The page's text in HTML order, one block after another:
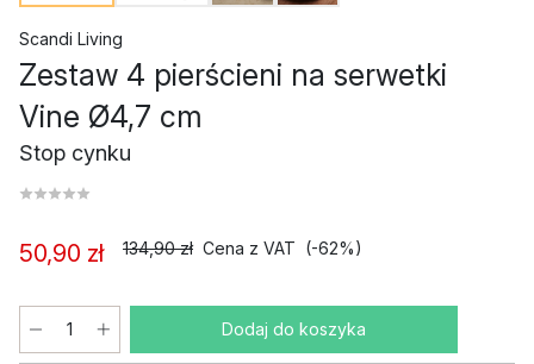
Scandi Living
Zestaw 4 pierścieni na serwetki
Vine Ø4,7 cm
Stop cynku
50,90 zł 134,90 zł Cena z VAT (-62%)
Dodaj do koszyka